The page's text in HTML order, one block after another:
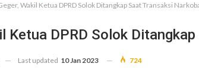
Wakil Ketua DPRD Solok Ditangkap Saat Transaksi
Ketua DPRD Solok
Last updated 10 Jan 2023 724